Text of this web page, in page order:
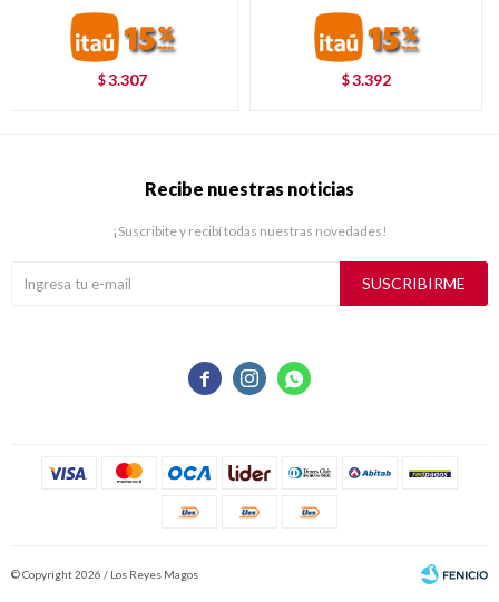
$3.307 $3.392
  
Recibe nuestras noticias
¡Suscribite y recibí todas nuestras novedades!
SUSCRIBIRME
© Copyright 2026 / Los Reyes Magos